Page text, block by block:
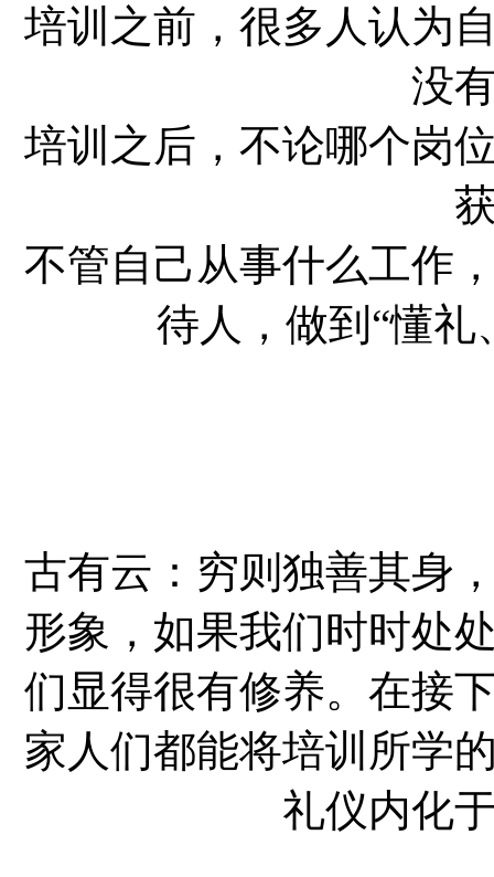
培训之前，很多人认为
没
培训之后，不论哪个岗
不管自己从事什么工作
待人，做到“懂礼
古有云：穷则独善其身
形象，如果我们时时处
们显得很有修养。在接
家人们都能将培训所学
礼仪内化